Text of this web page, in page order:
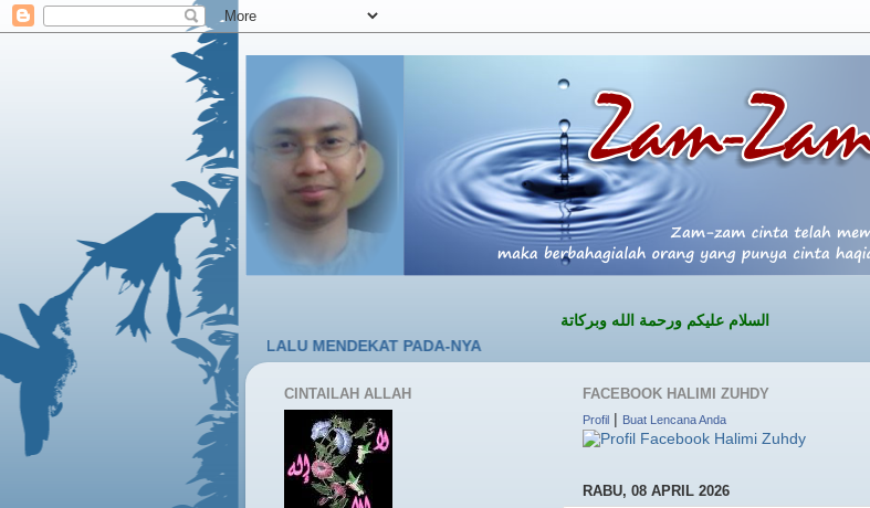
السلام عليكم ورحمة الله وبركاتة
TUBUH KITA SELALU MENDEKAT PADA-NYA
FACEBOOK HALIMI ZUHDY
Profil Buat Lencana Anda
RABU, 08 APRIL 2026
CINTAILAH ALLAH